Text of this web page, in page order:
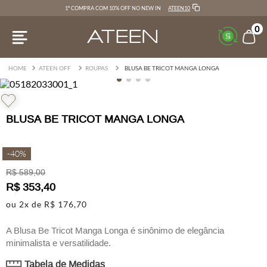
1ª COMPRA COM 10% OFF NO NEW IN ATEEN10
0
ATEEN OFF ROUPAS BLUSA BE TRICOT MANGA LONGA
BLUSA BE TRICOT MANGA LONGA
-40%
R$ 589,00
R$ 353,40
ou 2x de R$ 176,70
A Blusa Be Tricot Manga Longa é sinônimo de elegância
minimalista e versatilidade.
Tabela de Medidas